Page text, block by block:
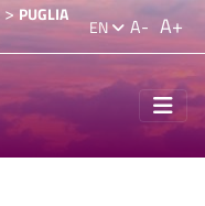
> PUGLIA
EN A- A+